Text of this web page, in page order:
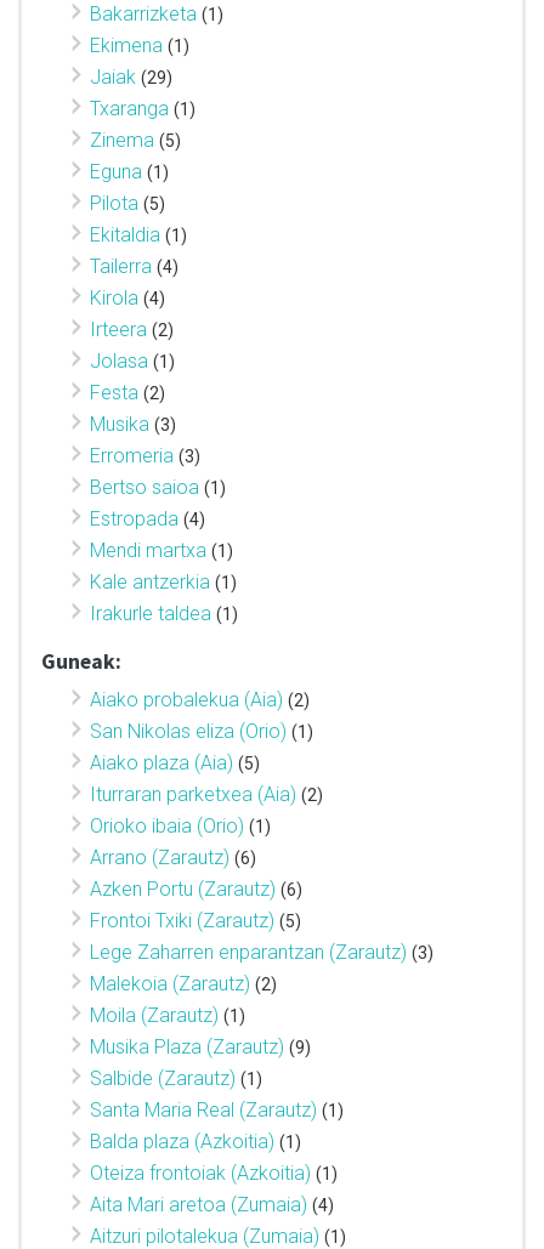
Bakarrizketa (1)
Ekimena (1)
Jaiak (29)
Txaranga (1)
Zinema (5)
Eguna (1)
Pilota (5)
Ekitaldia (1)
Tailerra (4)
Kirola (4)
Irteera (2)
Jolasa (1)
Festa (2)
Musika (3)
Erromeria (3)
Bertso saioa (1)
Estropada (4)
Mendi martxa (1)
Kale antzerkia (1)
Irakurle taldea (1)
Guneak:
Aiako probalekua (Aia) (2)
San Nikolas eliza (Orio) (1)
Aiako plaza (Aia) (5)
Iturraran parketxea (Aia) (2)
Orioko ibaia (Orio) (1)
Arrano (Zarautz) (6)
Azken Portu (Zarautz) (6)
Frontoi Txiki (Zarautz) (5)
Lege Zaharren enparantzan (Zarautz) (3)
Malekoia (Zarautz) (2)
Moila (Zarautz) (1)
Musika Plaza (Zarautz) (9)
Salbide (Zarautz) (1)
Santa Maria Real (Zarautz) (1)
Balda plaza (Azkoitia) (1)
Oteiza frontoiak (Azkoitia) (1)
Aita Mari aretoa (Zumaia) (4)
Aitzuri pilotalekua (Zumaia) (1)